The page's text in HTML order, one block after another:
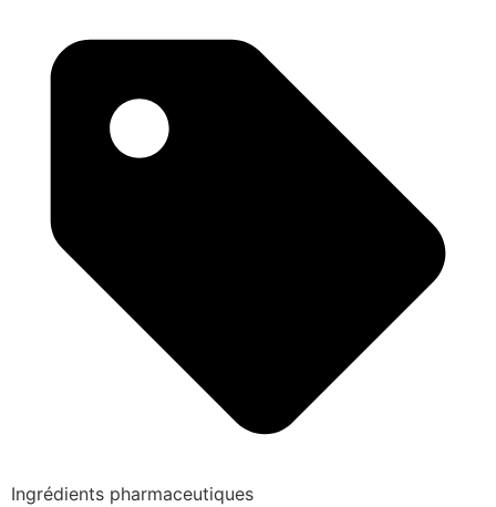
Ingrédients pharmaceutiques